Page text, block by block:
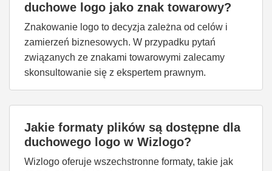
duchowe logo jako znak towarowy?
Znakowanie logo to decyzja zależna od celów i
zamierzeń biznesowych. W przypadku pytań
związanych ze znakami towarowymi zalecamy
skonsultowanie się z ekspertem prawnym.
Jakie formaty plików są dostępne dla
duchowego logo w Wizlogo?
Wizlogo oferuje wszechstronne formaty, takie jak